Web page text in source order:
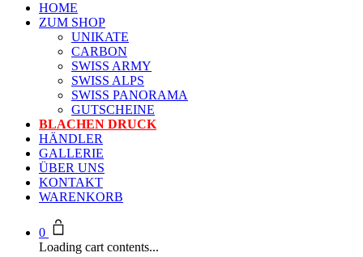
HOME
ZUM SHOP
UNIKATE
CARBON
SWISS ARMY
SWISS ALPS
SWISS PANORAMA
GUTSCHEINE
BLACHEN DRUCK
HÄNDLER
GALLERIE
ÜBER UNS
KONTAKT
WARENKORB
0
Loading cart contents...